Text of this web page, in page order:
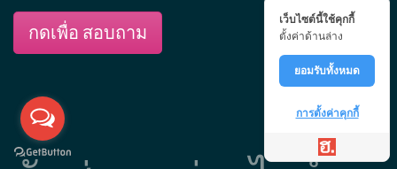
กดเพื่อ สอบถาม
เว็บไซต์นี้ใช้คุกกี้
ตั้งค่าด้านล่าง
ยอมรับทั้งหมด
การตั้งค่าคุกกี้